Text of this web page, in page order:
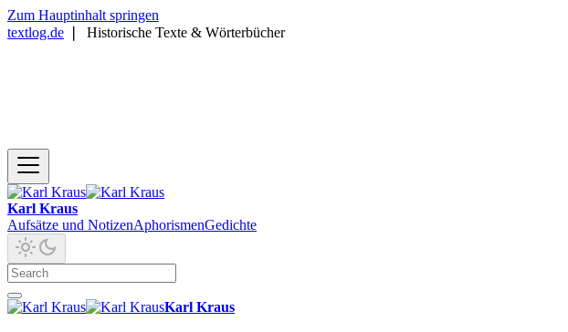
Zum Hauptinhalt springen
textlog.de
Historische Texte & Wörterbücher
Karl Kraus
Aufsätze und NotizenAphorismenGedichte
Karl Kraus